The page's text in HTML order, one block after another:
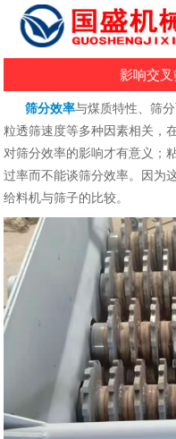
影响交
筛分效率与煤质特性、筛
粒透筛速度等多种因素相关，
对筛分效率的影响才有意义；
过率而不能谈筛分效率。因为
给料机与筛子的比较。